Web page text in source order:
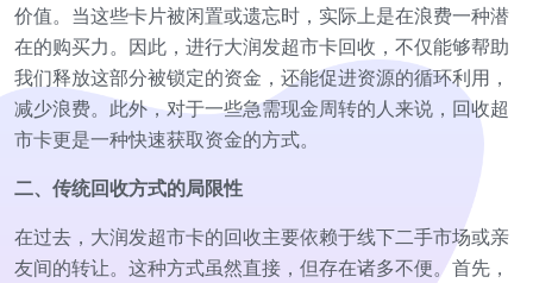
价值。当这些卡片被闲置或遗忘时，实际上是在浪费一种潜
在的购买力。因此，进行大润发超市卡回收，不仅能够帮助
我们释放这部分被锁定的资金，还能促进资源的循环利用，
减少浪费。此外，对于一些急需现金周转的人来说，回收超
市卡更是一种快速获取资金的方式。
二、传统回收方式的局限性
在过去，大润发超市卡的回收主要依赖于线下二手市场或亲
友间的转让。这种方式虽然直接，但存在诸多不便。首先，